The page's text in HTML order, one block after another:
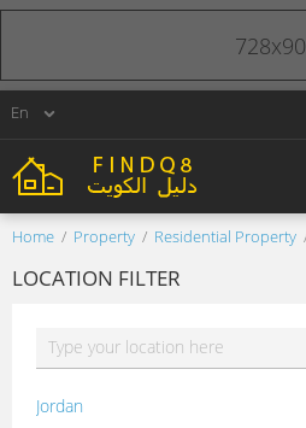
Home Property Residential Property
LOCATION FILTER
Jordan
728x90